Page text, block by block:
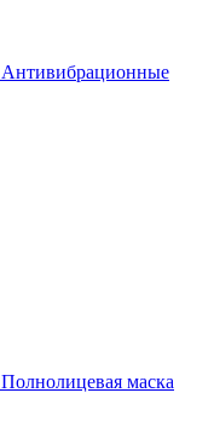
Антивибрационные
Полнолицевая маска